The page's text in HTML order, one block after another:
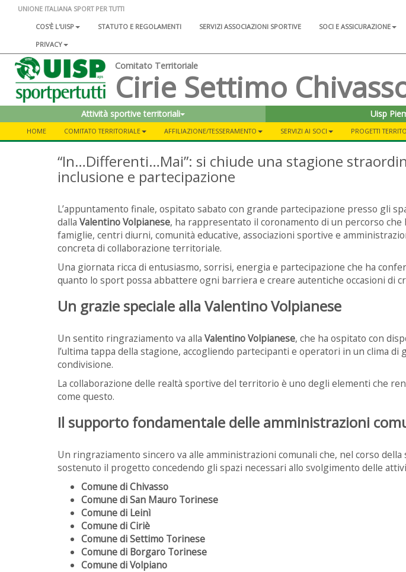
UNIONE ITALIANA SPORT PER TUTTI
COS'È L'UISP
STATUTO E REGOLAMENTI SERVIZI ASSOCIAZIONI SPORTIVE SOCI E ASSICURAZIONE
PRIVACY
Comitato Territoriale
Cirie Settimo
Attività sportive territoriali Uisp
HOME COMITATO TERRITORIALE AFFILIAZIONE/TESSERAMENTO SERVIZI AI SOCI PROGETTI
“In…Differenti…Mai”: si chiude una stagione
inclusione e partecipazione
L’appuntamento finale, ospitato sabato con grande partecipazione presso gli
dalla Valentino Volpianese, ha rappresentato il coronamento di un percorso che
famiglie, centri diurni, comunità educative, associazioni sportive e
concreta di collaborazione territoriale.
Una giornata ricca di entusiasmo, sorrisi, energia e partecipazione che ha
quanto lo sport possa abbattere ogni barriera e creare autentiche occasioni di
Un grazie speciale alla Valentino Volpianese
Un sentito ringraziamento va alla Valentino Volpianese, che ha ospitato con
l’ultima tappa della stagione, accogliendo partecipanti e operatori in un clima di
condivisione.
La collaborazione delle realtà sportive del territorio è uno degli elementi che
come questo.
Il supporto fondamentale delle amministrazioni
Un ringraziamento sincero va alle amministrazioni comunali che, nel corso della
sostenuto il progetto concedendo gli spazi necessari allo svolgimento delle
Comune di Chivasso
Comune di San Mauro Torinese
Comune di Leinì
Comune di Ciriè
Comune di Settimo Torinese
Comune di Borgaro Torinese
Comune di Volpiano